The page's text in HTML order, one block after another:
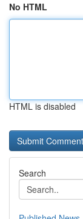
No HTML
HTML is disabled
Search